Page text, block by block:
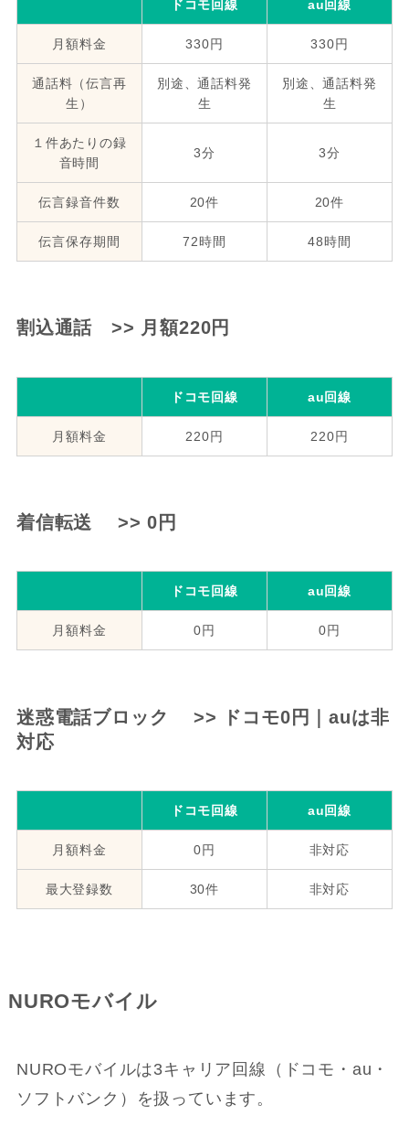
ドコモ回線 au回線
月額料金 330円 330円
通話料（伝言再
生）
別途、通話料発
生
別途、通話料発
生
１件あたりの録
音時間
3分 3分
伝言録音件数 20件 20件
伝言保存期間 72時間 48時間
割込通話 >> 月額220円
ドコモ回線 au回線
月額料金 220円 220円
着信転送 >> 0円
ドコモ回線 au回線
月額料金 0円 0円
迷惑電話ブロック >> ドコモ0円｜auは非
対応
ドコモ回線 au回線
月額料金 0円 非対応
最大登録数 30件 非対応
NUROモバイル
NUROモバイルは3キャリア回線（ドコモ・au・
ソフトバンク）を扱っています。